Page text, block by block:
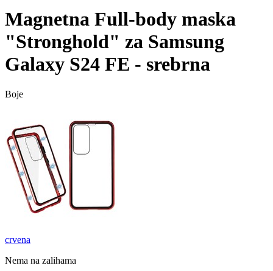
Magnetna Full-body maska
"Stronghold" za Samsung
Galaxy S24 FE - srebrna
Boje
crvena
Nema na zalihama